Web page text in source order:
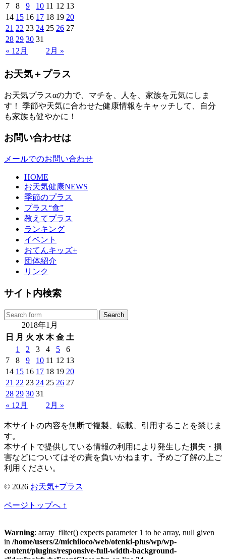
« 12月 2月 »
7
8 9 10 11 12 13
14 15 16 17 18 19 20
21 22 23 24 25 26 27
28 29 30 31
お天気＋プラス
お天気プラスαの力で、マチを、人を、家族を元気にしま
す！ 季節や天気に合わせた健康情報をキャッチして、自分
も家族も健やかに！
お問い合わせは
メールでのお問い合わせ
HOME
お天気健康NEWS
季節のプラス
プラス“食”
教えてプラス
ランキング
イベント
おてんキッズ+
団体紹介
リンク
サイト内検索
2018年1月
日
月 火 水 木 金 土
« 12月 2月 »
1 2 3 4 5
6
7
8 9 10 11 12 13
14 15 16 17 18 19 20
21 22 23 24 25 26 27
28 29 30 31
本サイトの内容を無断で複製、転載、引用することを禁じま
す。
本サイトで提供している情報の利用により発生した損失・損
害などについてはその責を負いかねます。予めご了解の上ご
利用ください。
© 2026 お天気+プラス
ページトップへ ↑
Warning: array_filter() expects parameter 1 to be array, null given
in /home/users/2/michiloco/web/otenki-plus/wp/wp-
content/plugins/responsive-full-width-background-